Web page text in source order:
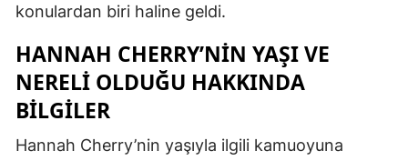
konulardan biri haline geldi.
HANNAH CHERRY’NIN YAŞI VE
NERELI OLDUĞU HAKKINDA
BILGILER
Hannah Cherry’nin yaşıyla ilgili kamuoyuna